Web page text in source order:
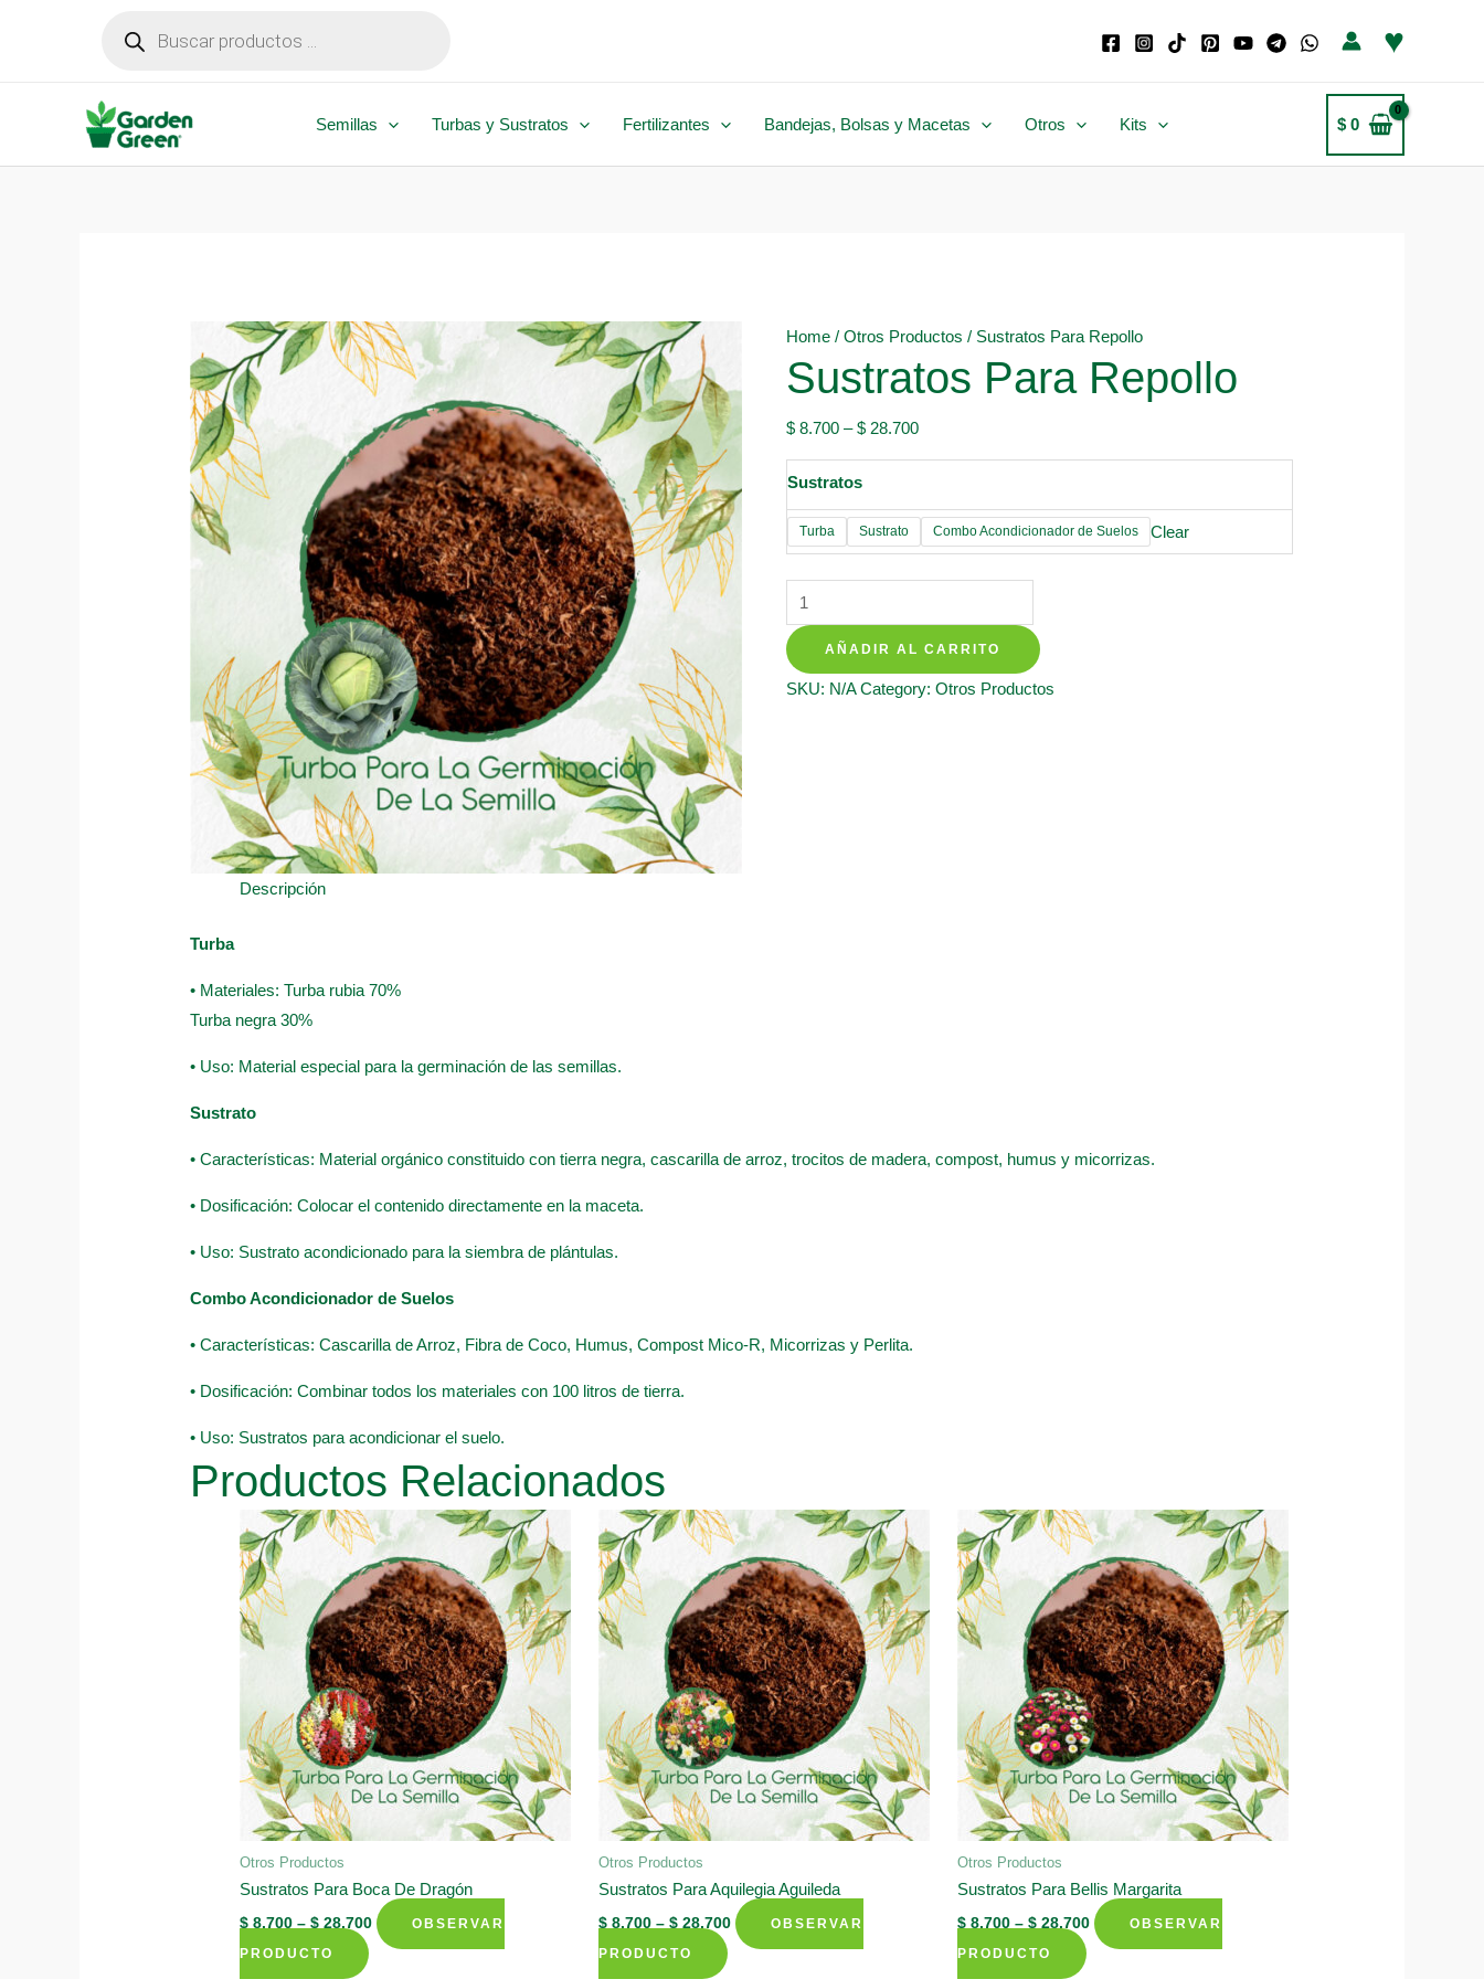
productos
♥
Semillas Turbas y Sustratos Fertilizantes Bandejas, Bolsas y Macetas Otros Kits $0
Home / Otros Productos / Sustratos Para Repollo
Sustratos Para Repollo
$ 8.700 –$ 28.700
Sustratos
Turba Sustrato Combo Acondicionador de Suelos Clear
Sustratos
Para
Repollo
quantity
AÑADIR AL CARRITO
SKU: N/A Category: Otros Productos
Descripción
Turba
• Materiales: Turba rubia 70%
Turba negra 30%
• Uso: Material especial para la germinación de las semillas.
Sustrato
• Características: Material orgánico constituido con tierra negra, cascarilla de arroz, trocitos de madera, compost, humus y micorrizas.
• Dosificación: Colocar el contenido directamente en la maceta.
• Uso: Sustrato acondicionado para la siembra de plántulas.
Combo Acondicionador de Suelos
• Características: Cascarilla de Arroz, Fibra de Coco, Humus, Compost Mico-R, Micorrizas y Perlita.
• Dosificación: Combinar todos los materiales con 100 litros de tierra.
• Uso: Sustratos para acondicionar el suelo.
Productos Relacionados
Otros Productos
Sustratos Para Boca De Dragón
$ 8.700 –$ 28.700
OBSERVAR
PRODUCTO
This
Otros Productos
Sustratos Para Aquilegia Aguileda
$ 8.700 –$ 28.700
OBSERVAR
PRODUCTO
This
Otros Productos
Sustratos Para Bellis Margarita
$8.700– $28.700
OBSERVAR
PRODUCTO
This